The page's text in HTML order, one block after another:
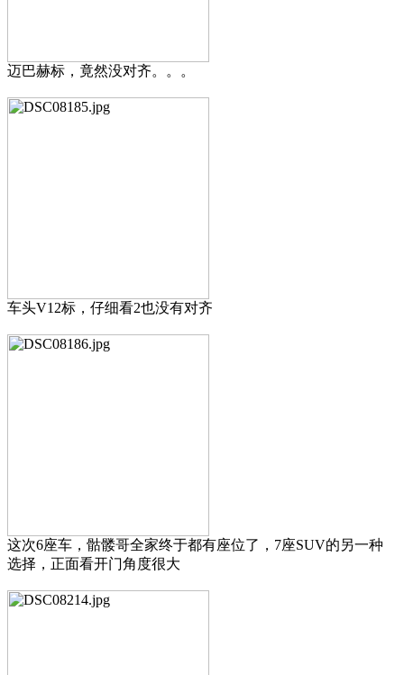
迈巴赫标，竟然没对齐。。。
车头V12标，仔细看2也没有对齐
这次6座车，骷髅哥全家终于都有座位了，7座SUV的另一种
选择，正面看开门角度很大